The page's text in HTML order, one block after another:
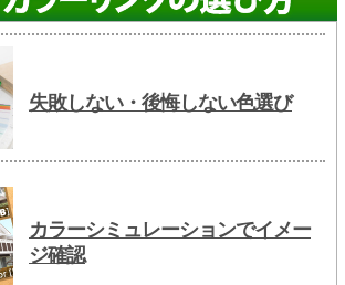
失敗しない・後悔しない色選び
カラーシミュレーションでイメー
ジ確認